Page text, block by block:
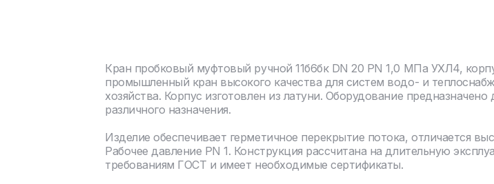
Кран пробковый муфтовый ручной 11б6бк DN 20 PN 1,0 МПа УХЛ4,
промышленный кран высокого качества для систем водо- и
хозяйства. Корпус изготовлен из латуни. Оборудование
различного назначения.
Изделие обеспечивает герметичное перекрытие потока, отличается
Рабочее давление PN 1. Конструкция рассчитана на длительную
требованиям ГОСТ и имеет необходимые сертификаты.